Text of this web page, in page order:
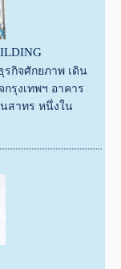
รกิจศักยภาพ เดิน
รุงเทพฯ อาคาร
สาทร หนึ่งใน